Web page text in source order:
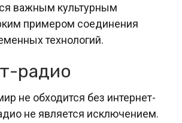
важным культурным
примером соединения
технологий.
радио
не обходится без интернет-
не является исключением.